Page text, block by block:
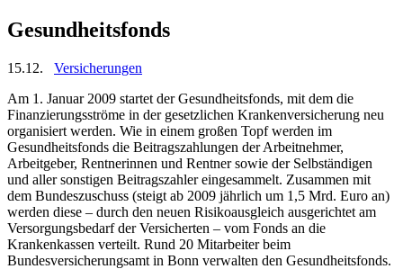
Gesundheitsfonds
15.12.
Versicherungen
Am 1. Januar 2009 startet der Gesundheitsfonds, mit dem die
Finanzierungsströme in der gesetzlichen Krankenversicherung neu
organisiert werden. Wie in einem großen Topf werden im
Gesundheitsfonds die Beitragszahlungen der Arbeitnehmer,
Arbeitgeber, Rentnerinnen und Rentner sowie der Selbständigen
und aller sonstigen Beitragszahler eingesammelt. Zusammen mit
dem Bundeszuschuss (steigt ab 2009 jährlich um 1,5 Mrd. Euro an)
werden diese – durch den neuen Risikoausgleich ausgerichtet am
Versorgungsbedarf der Versicherten – vom Fonds an die
Krankenkassen verteilt. Rund 20 Mitarbeiter beim
Bundesversicherungsamt in Bonn verwalten den Gesundheitsfonds.